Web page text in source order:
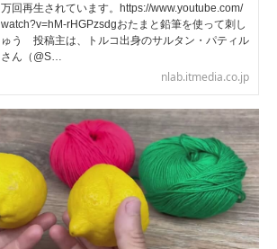
万回再生されています。https://www.youtube.com/
watch?v=hM-rHGPzsdgおたまと鉛筆を使って刺し
ゅう 投稿主は、トルコ出身のサルタン・パティル
さん（@S…
nlab.itmedia.co.jp